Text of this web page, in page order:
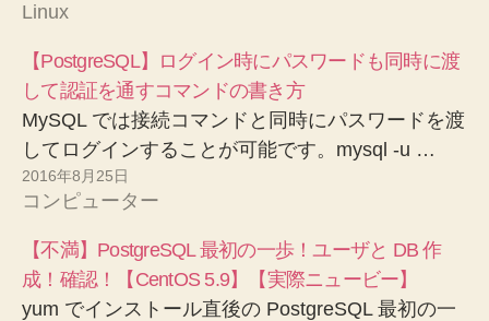
Linux
【PostgreSQL】ログイン時にパスワードも同時に渡
して認証を通すコマンドの書き方
MySQL では接続コマンドと同時にパスワードを渡
してログインすることが可能です。mysql -u …
2016年8月25日
コンピューター
【不満】PostgreSQL 最初の一歩！ユーザと DB 作
成！確認！【CentOS 5.9】【実際ニュービー】
yum でインストール直後の PostgreSQL 最初の一